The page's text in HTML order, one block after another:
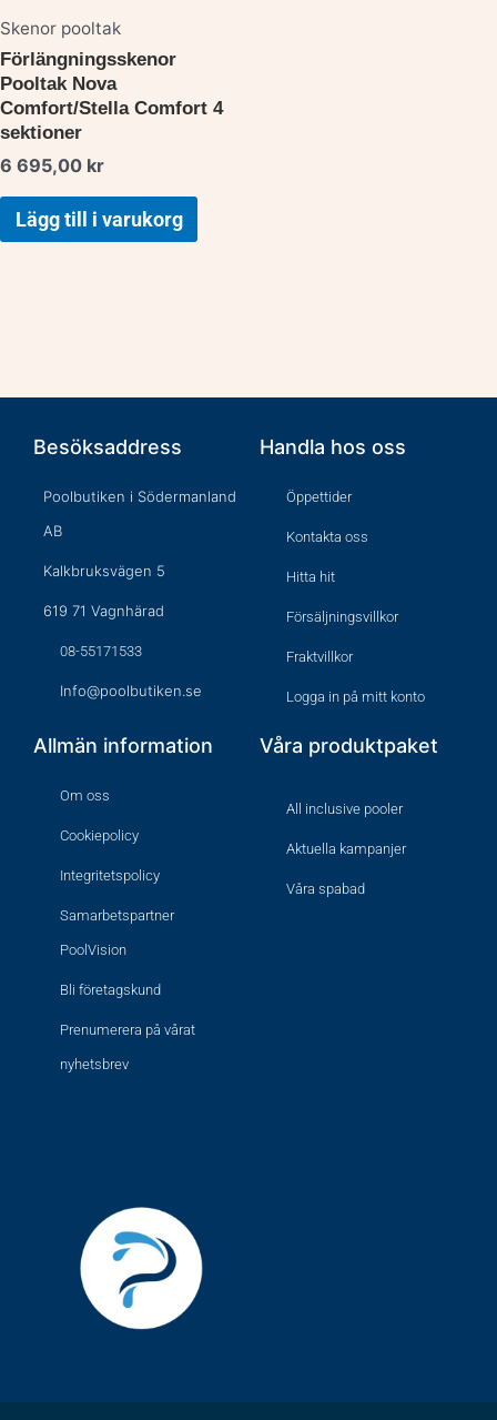
Skenor pooltak
Förlängningsskenor
Pooltak Nova
Comfort/Stella Comfort 4
sektioner
6 695,00 kr
Lägg till i varukorg
Besöksaddress
Poolbutiken i Södermanland
AB
Kalkbruksvägen 5
619 71 Vagnhärad
08-55171533
Info@poolbutiken.se
Handla hos oss
Öppettider
Kontakta oss
Hitta hit
Försäljningsvillkor
Fraktvillkor
Logga in på mitt konto
Allmän information
Om oss
Cookiepolicy
Integritetspolicy
Samarbetspartner
PoolVision
Bli företagskund
Prenumerera på vårat
nyhetsbrev
Våra produktpaket
All inclusive pooler
Aktuella kampanjer
Våra spabad